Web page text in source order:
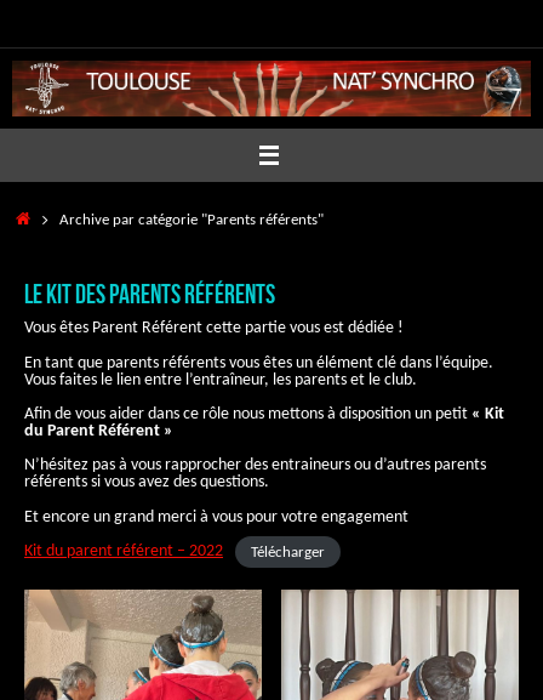
AccueilArchive par catégorie "Parents référents"
Le kit des parents référents
Vous êtes Parent Référent cette partie vous est dédiée !
En tant que parents référents vous êtes un élément clé dans l’équipe.
Vous faites le lien entre l’entraîneur, les parents et le club.
Afin de vous aider dans ce rôle nous mettons à disposition un petit « Kit
du Parent Référent »
N’hésitez pas à vous rapprocher des entraineurs ou d’autres parents
référents si vous avez des questions.
Et encore un grand merci à vous pour votre engagement
Kit du parent référent – 2022
Télécharger